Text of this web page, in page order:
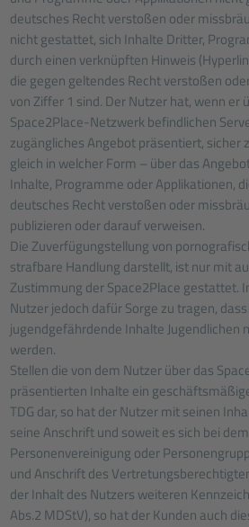
deutsches Recht verstoßen oder
nicht gestattet, sich Inhalte Dritter,
durch einen verknüpften Hinweis
die gegen geltendes Recht verstoßen
von Ziffer 1 sind. Der Nutzer hat, wenn er
Space2Place-Netzwerk befindlichen
zugängliches Angebot präsentiert, sicher
gleich in welcher Form – über das
Inhalte, Programme oder Applikationen,
deutsches Recht verstoßen oder
publizieren oder darauf verweisen.
Die Zuverfügungstellung von
strafbare Handlung darstellt, ist nur mit
Zustimmung der Space2Place gestattet.
Nutzer jedoch dafür Sorge zu tragen,
jugendgefährdende Inhalte Jugendlichen
werden.
Stellen die von dem Nutzer über das
präsentierten Inhalte ein
TDG dar, so hat der Nutzer mit seinen
seine Anschrift und soweit es sich bei
Personenvereinigung oder
und Anschrift des
der Inhalt des Nutzers weiteren
Abs.2 MDStV), so hat der Kunden auch